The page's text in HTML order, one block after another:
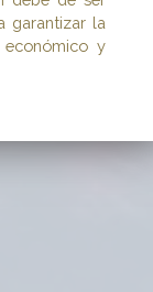
garantizar la
y